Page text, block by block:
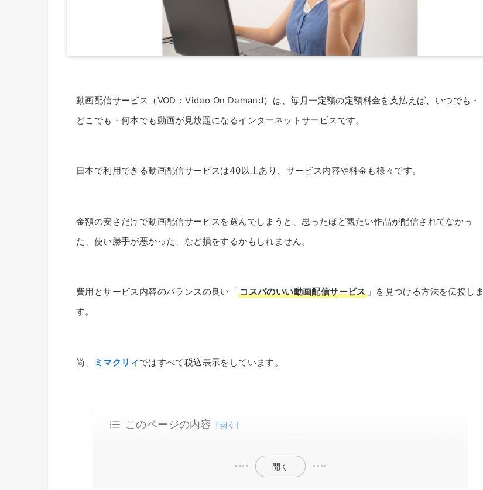
動画配信サービス（VOD：Video On Demand）は、毎月一定額の定額料金を支払えば、いつでも・
どこでも・何本でも動画が見放題になるインターネットサービスです。
日本で利用できる動画配信サービスは40以上あり、サービス内容や料金も様々です。
金額の安さだけで動画配信サービスを選んでしまうと、思ったほど観たい作品が配信されてなかっ
た、使い勝手が悪かった、など損をするかもしれません。
費用とサービス内容のバランスの良い「コスパのいい動画配信サービス」を見つける方法を伝授しま
す。
尚、 ミマクリィ ではすべて税込表示をしています。
このページの内容
開く